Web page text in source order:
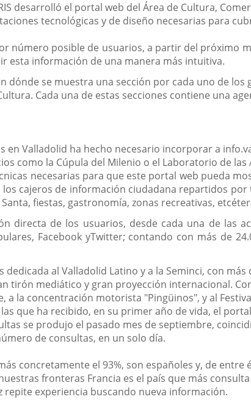
desarrolló el portal web del Área de Cultura,
tecnológicas y de diseño necesarias para
número posible de usuarios, a partir del próximo
esta información de una manera más intuitiva.
dónde se muestra una sección por cada uno de
Cada una de estas secciones contiene una
en Valladolid ha hecho necesario incorporar a
como la Cúpula del Milenio o el Laboratorio de las
necesarias para que este portal web pueda
cajeros de información ciudadana repartidos
fiestas, gastronomía, zonas recreativas,
directa de los usuarios, desde cada una de las
Facebook yTwitter; contando con más de
al Valladolid Latino y a la Seminci, con más
tirón mediático y gran proyección internacional.
a la concentración motorista "Pingüinos", y al
que ha recibido, en su primer año de vida, el
se produjo el pasado mes de septiembre,
de consultas, en un solo día.
concretamente el 93%, son españoles y, de entre
fronteras Francia es el país que más
repite experiencia buscando nueva información.